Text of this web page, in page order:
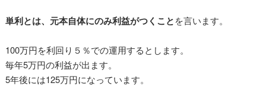
単利とは、元本自体にのみ利益がつくことを言います。
100万円を利回り５％での運用するとします。
毎年5万円の利益が出ます。
5年後には125万円になっています。